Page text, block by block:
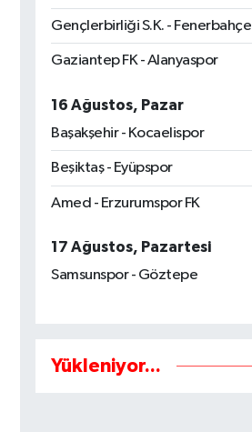
Gençlerbirliği S.K. - Fenerbahçe
Gaziantep FK - Alanyaspor
16 Ağustos, Pazar
Başakşehir - Kocaelispor
Beşiktaş - Eyüpspor
Amed - Erzurumspor FK
17 Ağustos, Pazartesi
Samsunspor - Göztepe
Yükleniyor...